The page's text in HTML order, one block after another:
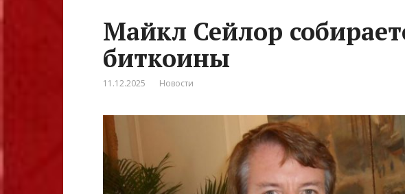
Майкл Сейлор
биткоины
11.12.2025 Новости